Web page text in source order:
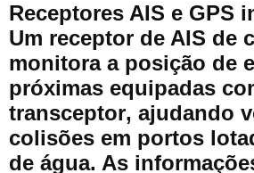
Receptores AIS e GPS
Um receptor de AIS de
monitora a posição de
próximas equipadas
transceptor, ajudando
colisões em portos
de água. As